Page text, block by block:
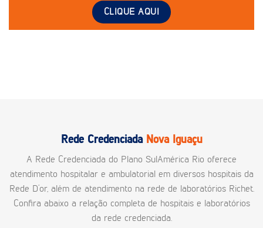
CLIQUE AQUI
Rede Credenciada Nova Iguaçu
A Rede Credenciada do Plano SulAmérica Rio oferece
atendimento hospitalar e ambulatorial em diversos hospitais da
Rede D’or, além de atendimento na rede de laboratórios Richet.
Confira abaixo a relação completa de hospitais e laboratórios
da rede credenciada.